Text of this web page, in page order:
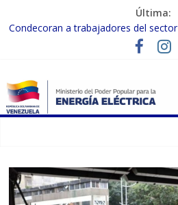
Última:
Condecoran a trabajadores del
labor tras el doble sismo del 24-J
Gobierno Nacional coordina
Inspeccionan trabajos de
en Carabobo
Gobierno Nacional activa plan